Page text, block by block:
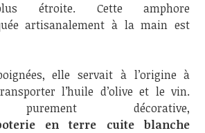
étroite. Cette amphore
artisanalement à la main est
elle servait à l’origine à
l’huile d’olive et le vin.
purement décorative,
en terre cuite blanche